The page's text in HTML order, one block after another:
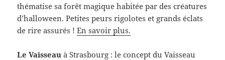
thématise sa forêt magique habitée par des créatures
d’halloween. Petites peurs rigolotes et grands éclats
de rire assurés !En savoir plus.
Le Vaisseau à Strasbourg : le concept du Vaisseau